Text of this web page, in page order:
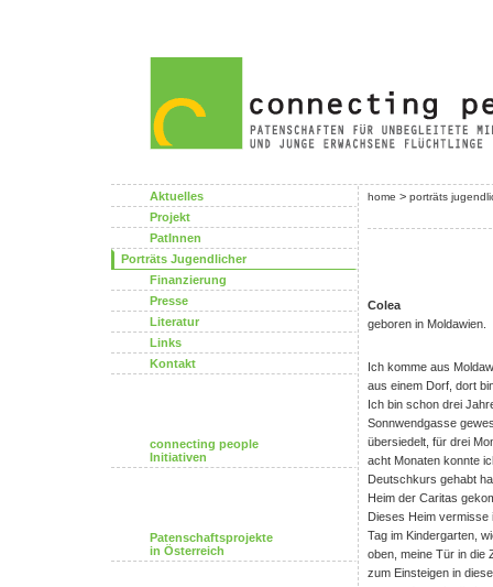
Aktuelles
Projekt
PatInnen
Porträts Jugendlicher
Finanzierung
Presse
Literatur
Links
Kontakt
connecting people
Initiativen
Patenschaftsprojekte
in Österreich
home > porträts
Colea
geboren in Moldawien.
Ich komme aus
aus einem Dorf, dort
Ich bin schon drei
Sonnwendgasse
übersiedelt, für drei
acht Monaten konnte
Deutschkurs gehabt
Heim der Caritas
Dieses Heim vermisse
Tag im Kindergarten,
oben, meine Tür in die
zum Einsteigen in